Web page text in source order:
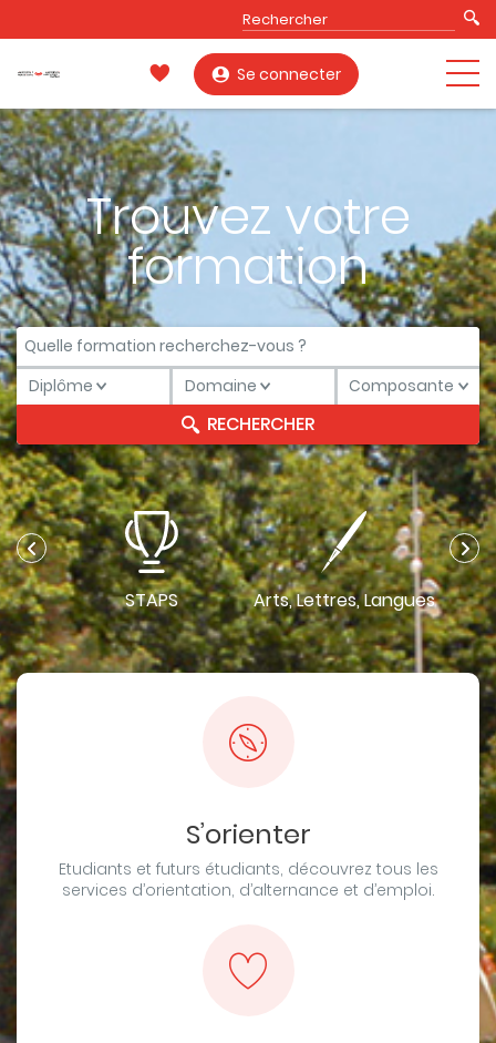
Se connecter
Trouvez votre
formation
Diplôme
Diplôme Domaine
Domaine Composante
Composante
RECHERCHER
STAPS Arts, Lettres, Langues
S’orienter
Etudiants et futurs étudiants, découvrez tous les
services d’orientation, d’alternance et d’emploi.